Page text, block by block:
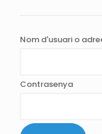
Nom d'usuari o
Contrasenya